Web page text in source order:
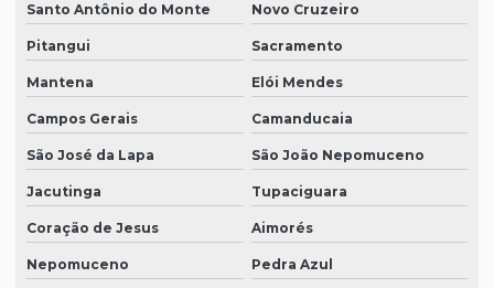
Santo Antônio do Monte Novo Cruzeiro
Pitangui Sacramento
Mantena Elói Mendes
Campos Gerais Camanducaia
São José da Lapa São João Nepomuceno
Jacutinga Tupaciguara
Coração de Jesus Aimorés
Nepomuceno Pedra Azul